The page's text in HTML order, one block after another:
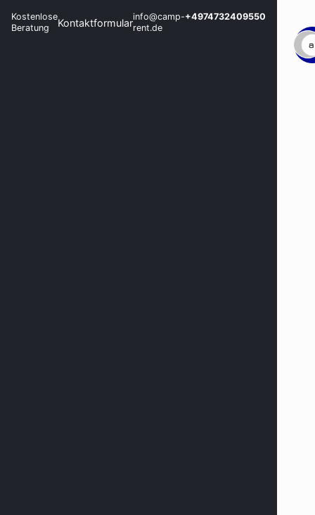
Kostenlose
Beratung
Kontaktformularinfo@camp-
rent.de
+4974732409550